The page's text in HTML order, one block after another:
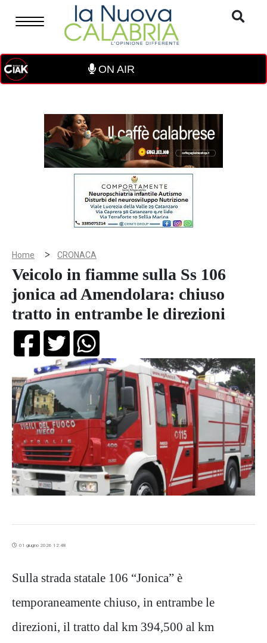
ON AIR
Home > CRONACA
Veicolo in fiamme sulla Ss 106
jonica ad Amendolara: chiuso
tratto in entrambe le direzioni
01 giugno 2026 12:48
Sulla strada statale 106 “Jonica” è
temporaneamente chiuso, in entrambe le
direzioni, il tratto dal km 394,500 al km